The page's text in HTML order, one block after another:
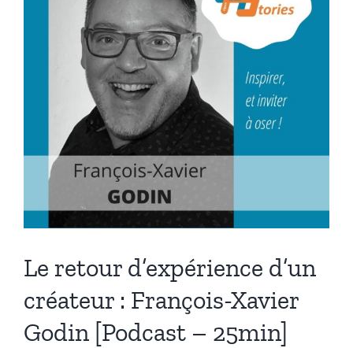
Le retour d’expérience d’un
créateur : François-Xavier
Godin [Podcast – 25min]